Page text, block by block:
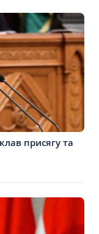
присягу та